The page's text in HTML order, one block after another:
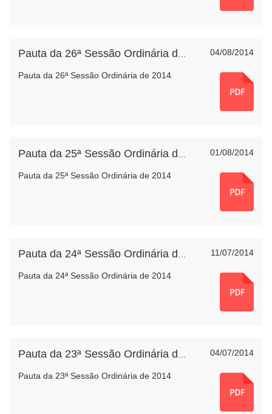
04/08/2014
Pauta da 26ª Sessão Ordinária de 2014
01/08/2014
Pauta da 25ª Sessão Ordinária de 2014
11/07/2014
Pauta da 24ª Sessão Ordinária de 2014
04/07/2014
Pauta da 23ª Sessão Ordinária de 2014